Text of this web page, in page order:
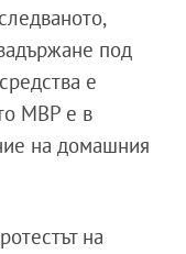
под
е
МВР е в
на домашния
на